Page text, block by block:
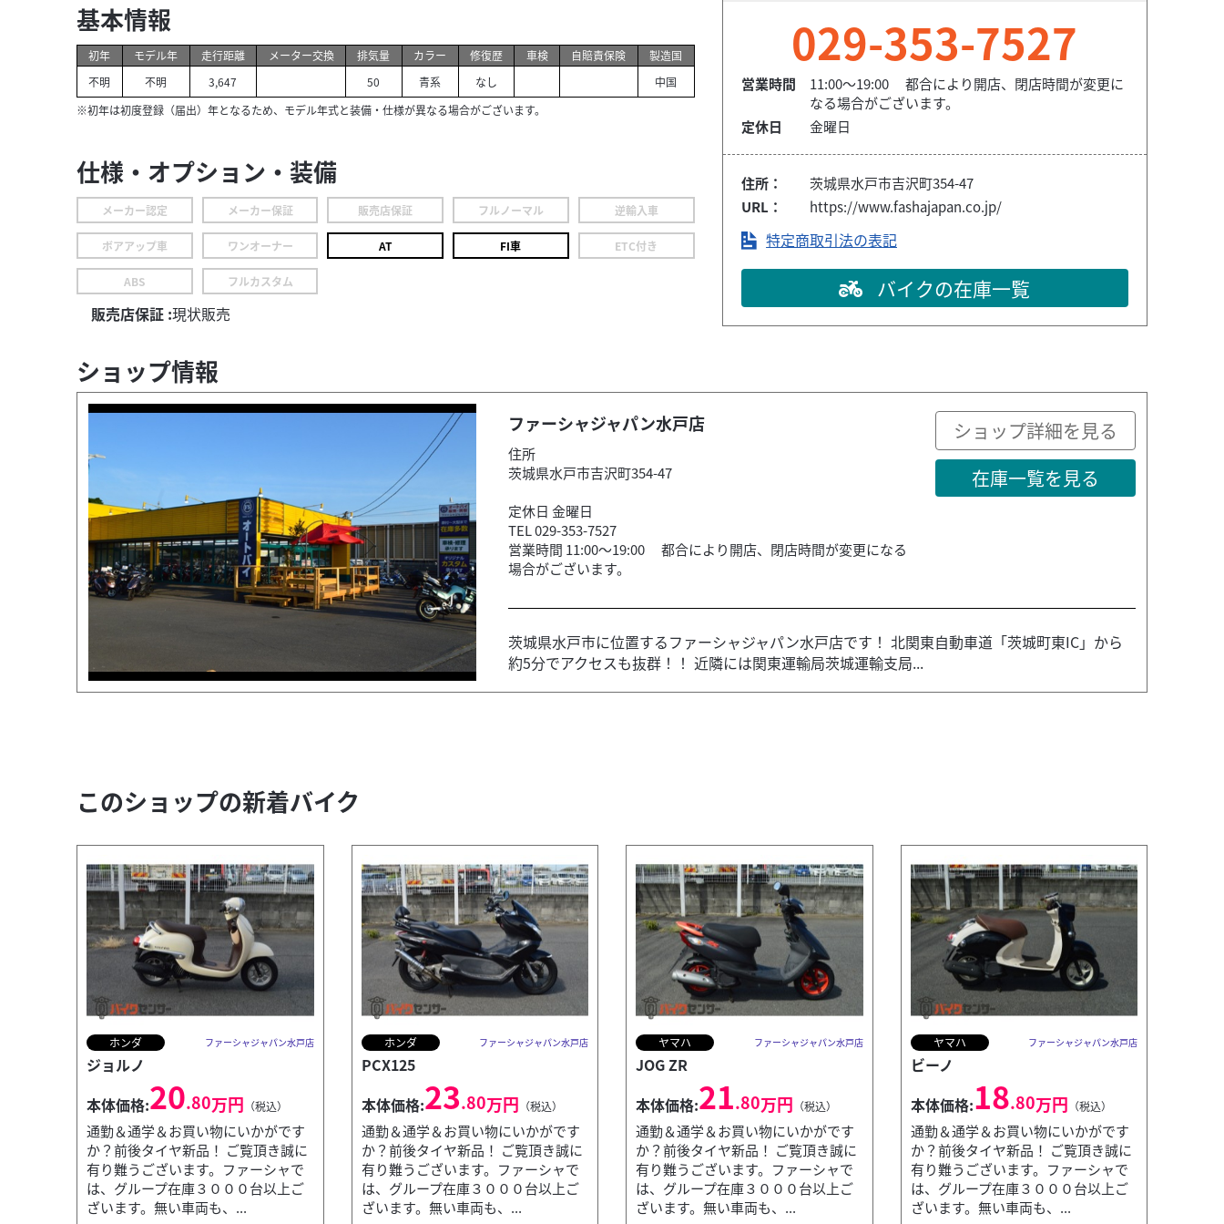
基本情報
初年
不明
モデル年
不明
走行距離
3,647
メーター交換
排気量
50
カラー
青系
修復歴
なし
車検 自賠責保険
製造国
中国
※初年は初度登録（届出）年となるため、モデル年式と装備・仕様が異なる場合がございます。
仕様・オプション・装備
メーカー認定 メーカー保証 販売店保証 フルノーマル 逆輸入車
ボアアップ車 ワンオーナー AT FI車 ETC付き
ABS フルカスタム
販売店保証 :現状販売
029-353-7527
営業時間
11:00〜19:00 都合により開店、閉店時間が変更に
なる場合がございます。
定休日
金曜日
住所：
茨城県水戸市吉沢町354-47
URL：
https://www.fashajapan.co.jp/
特定商取引法の表記
バイクの在庫一覧
ショップ情報
ファーシャジャパン水戸店
住所
茨城県水戸市吉沢町354-47
定休日 金曜日
TEL 029-353-7527
営業時間 11:00〜19:00 都合により開店、閉店時間が変更になる
場合がございます。
ショップ詳細を見る
在庫一覧を見る
茨城県水戸市に位置するファーシャジャパン水戸店です！ 北関東自動車道「茨城町東IC」から
約5分でアクセスも抜群！！ 近隣には関東運輸局茨城運輸支局...
このショップの新着バイク
ホンダ ファーシャジャパン水戸店
ジョルノ
本体価格:20.80万円 （税込）
通勤＆通学＆お買い物にいかがです
か？前後タイヤ新品！ ご覧頂き誠に
有り難うございます。ファーシャで
は、グループ在庫３０００台以上ご
ざいます。無い車両も、...
ホンダ ファーシャジャパン水戸店
PCX125
本体価格:23.80万円 （税込）
通勤＆通学＆お買い物にいかがです
か？前後タイヤ新品！ ご覧頂き誠に
有り難うございます。ファーシャで
は、グループ在庫３０００台以上ご
ざいます。無い車両も、...
ヤマハ ファーシャジャパン水戸店
JOG ZR
本体価格:21.80万円 （税込）
通勤＆通学＆お買い物にいかがです
か？前後タイヤ新品！ ご覧頂き誠に
有り難うございます。ファーシャで
は、グループ在庫３０００台以上ご
ざいます。無い車両も、...
ヤマハ ファーシャジャパン水戸店
ビーノ
本体価格:18.80万円 （税込）
通勤＆通学＆お買い物にいかがです
か？前後タイヤ新品！ ご覧頂き誠に
有り難うございます。ファーシャで
は、グループ在庫３０００台以上ご
ざいます。無い車両も、...